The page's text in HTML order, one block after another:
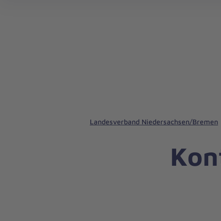
Landesverband Niedersachsen/Bremen